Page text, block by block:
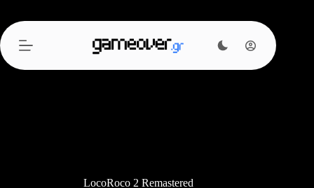
περιεχόμενο
LocoRoco 2 Remastered